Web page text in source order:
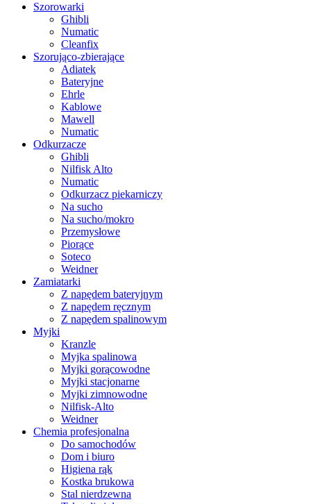
Szorowarki
Ghibli
Numatic
Cleanfix
Szorująco-zbierające
Adiatek
Bateryjne
Ehrle
Kablowe
Mawell
Numatic
Odkurzacze
Ghibli
Nilfisk Alto
Numatic
Odkurzacz piekarniczy
Na sucho
Na sucho/mokro
Przemysłowe
Piorące
Soteco
Weidner
Zamiatarki
Z napędem bateryjnym
Z napędem ręcznym
Z napędem spalinowym
Myjki
Kranzle
Myjka spalinowa
Myjki gorącowodne
Myjki stacjonarne
Myjki zimnowodne
Nilfisk-Alto
Weidner
Chemia profesjonalna
Do samochodów
Dom i biuro
Higiena rąk
Kostka brukowa
Stal nierdzewna